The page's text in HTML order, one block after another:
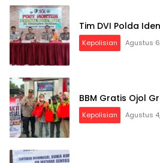
Tim DVI Polda
Kepolisian Agustus
BBM Gratis Ojol
Kepolisian Agustus